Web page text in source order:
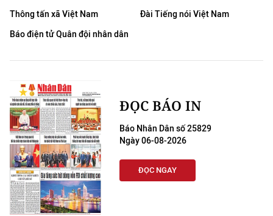
Thông tấn xã Việt Nam
Đài Tiếng nói Việt Nam
Báo điện tử Quân đội nhân dân
ĐỌC BÁO IN
Báo Nhân Dân số 25829
Ngày 06-08-2026
ĐỌC NGAY